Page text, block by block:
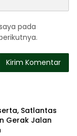
pada
Satlantas
Gerak Jalan